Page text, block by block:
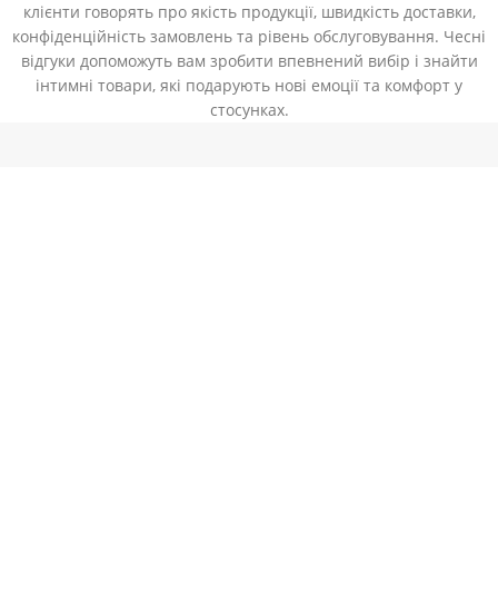
клієнти говорять про якість продукції, швидкість доставки,
конфіденційність замовлень та рівень обслуговування. Чесні
відгуки допоможуть вам зробити впевнений вибір і знайти
інтимні товари, які подарують нові емоції та комфорт у
стосунках.